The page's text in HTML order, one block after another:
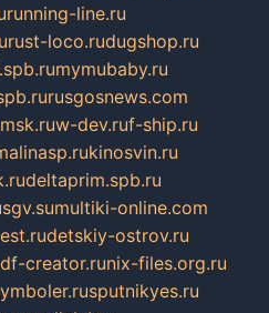
running-line.ru
rust-loco.rudugshop.ru
mymubaby.ru
rusgosnews.com
w-dev.ruf-ship.ru
kinosvin.ru
deltaprim.spb.ru
sgv.sumultiki-online.com
detskiy-ostrov.ru
creator.runix-files.org.ru
sputnikyes.ru